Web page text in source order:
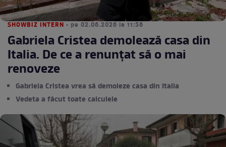
SHOWBIZ INTERN • pe 02.06.2026 la 11:56
Gabriela Cristea demolează casa din
Italia. De ce a renunțat să o mai
renoveze
Gabriela Cristea vrea să demoleze casa din Italia
Vedeta a făcut toate calculele